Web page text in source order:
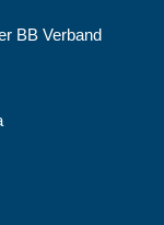
BB Verband